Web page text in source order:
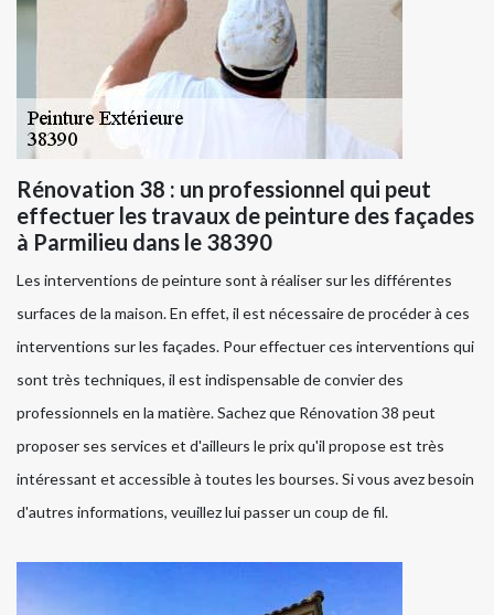
Rénovation 38 : un professionnel qui peut
effectuer les travaux de peinture des façades
à Parmilieu dans le 38390
Les interventions de peinture sont à réaliser sur les différentes
surfaces de la maison. En effet, il est nécessaire de procéder à ces
interventions sur les façades. Pour effectuer ces interventions qui
sont très techniques, il est indispensable de convier des
professionnels en la matière. Sachez que Rénovation 38 peut
proposer ses services et d'ailleurs le prix qu'il propose est très
intéressant et accessible à toutes les bourses. Si vous avez besoin
d'autres informations, veuillez lui passer un coup de fil.